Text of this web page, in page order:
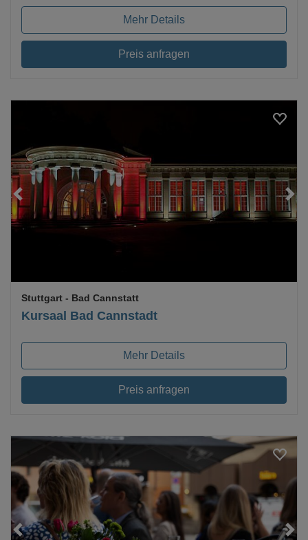
Mehr Details
Preis anfragen
Loading...
Kursaal Bad Cannstadt
Stuttgart - Bad Cannstatt
Mehr Details
Preis anfragen
Loading...